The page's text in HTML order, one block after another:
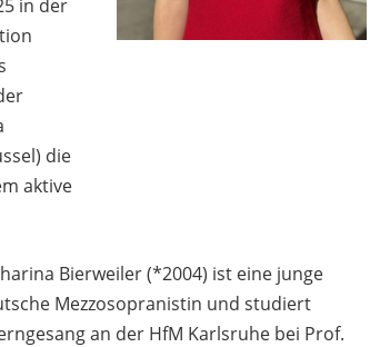
in der
die
aktive
Bierweiler (*2004) ist eine junge
Mezzosopranistin und studiert
an der HfM Karlsruhe bei Prof.